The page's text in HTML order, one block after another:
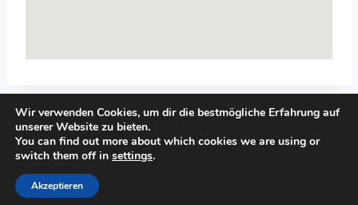
© 2026 Top-Systemisches-Coaching.de
Wir verwenden Cookies, um dir die bestmögliche Erfahrung auf
unserer Website zu bieten.
You can find out more about which cookies we are using or
switch them off in settings.
Akzeptieren